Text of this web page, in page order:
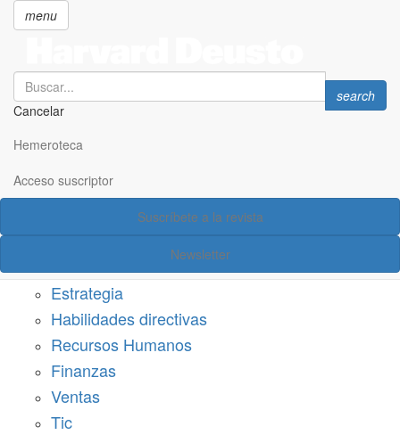
principal
menu
Search
Cancelar
Search
search
Hemeroteca
Acceso suscriptor
Suscríbete a la revista
Newsletter
Acceso suscriptor
Estrategia
Habilidades directivas
Recursos Humanos
Finanzas
Ventas
Tic